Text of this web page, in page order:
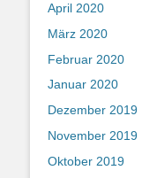
April 2020
März 2020
Februar 2020
Januar 2020
Dezember 2019
November 2019
Oktober 2019